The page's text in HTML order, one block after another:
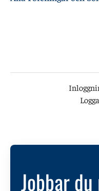
Jobbar